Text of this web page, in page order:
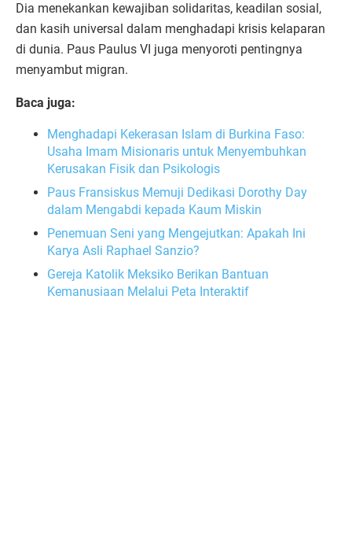
Dia menekankan kewajiban solidaritas, keadilan sosial,
dan kasih universal dalam menghadapi krisis kelaparan
di dunia. Paus Paulus VI juga menyoroti pentingnya
menyambut migran.
Baca juga:
Menghadapi Kekerasan Islam di Burkina Faso:
Usaha Imam Misionaris untuk Menyembuhkan
Kerusakan Fisik dan Psikologis
Paus Fransiskus Memuji Dedikasi Dorothy Day
dalam Mengabdi kepada Kaum Miskin
Penemuan Seni yang Mengejutkan: Apakah Ini
Karya Asli Raphael Sanzio?
Gereja Katolik Meksiko Berikan Bantuan
Kemanusiaan Melalui Peta Interaktif